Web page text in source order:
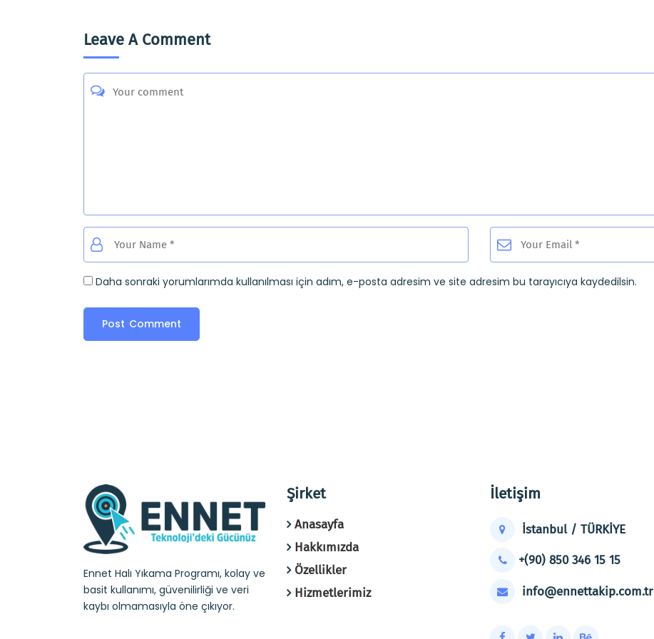
Leave A Comment
Daha sonraki yorumlarımda kullanılması için adım, e-posta adresim ve site adresim bu tarayıcıya kaydedilsin.
Ennet Halı Yıkama Programı, kolay ve
basit kullanımı, güvenilirliği ve veri
kaybı olmamasıyla öne çıkıyor.
Şirket
Anasayfa
Hakkımızda
Özellikler
Hizmetlerimiz
İletişim
İstanbul / TÜRKİYE
+(90) 850 346 15 15
info@ennettakip.com.tr